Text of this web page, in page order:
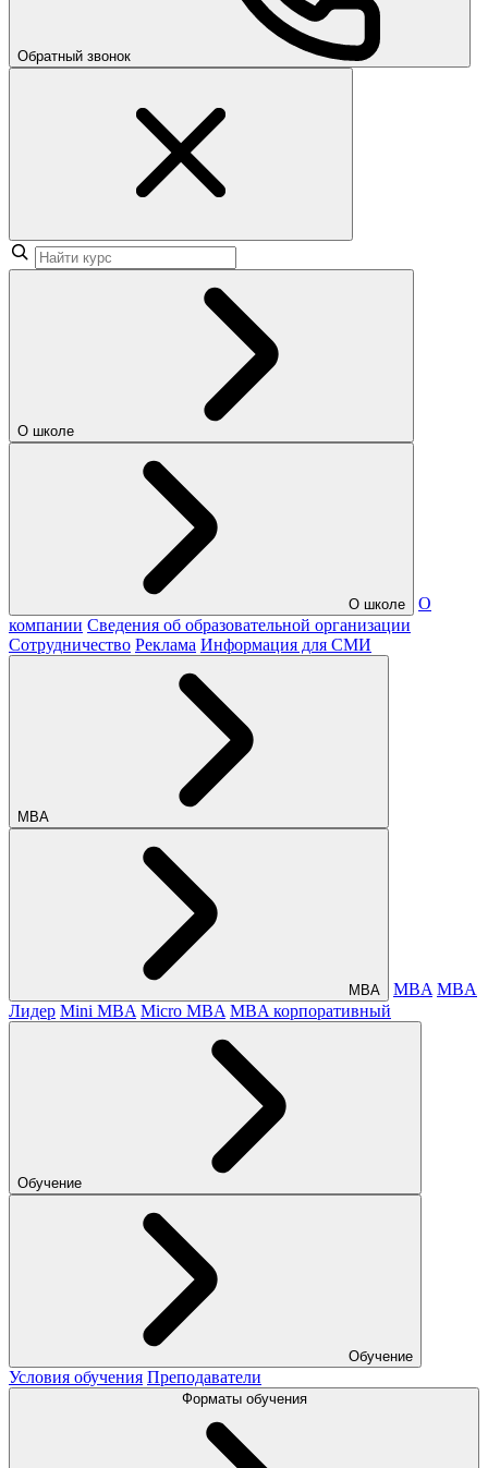
Обратный звонок
О школе
О школе
О
компании Сведения об образовательной организации
Сотрудничество Реклама Информация для СМИ
МВА
МВА MBA MBA
Лидер Mini MBA Micro MBA MBA корпоративный
Обучение
Обучение
Условия обучения Преподаватели
Форматы обучения